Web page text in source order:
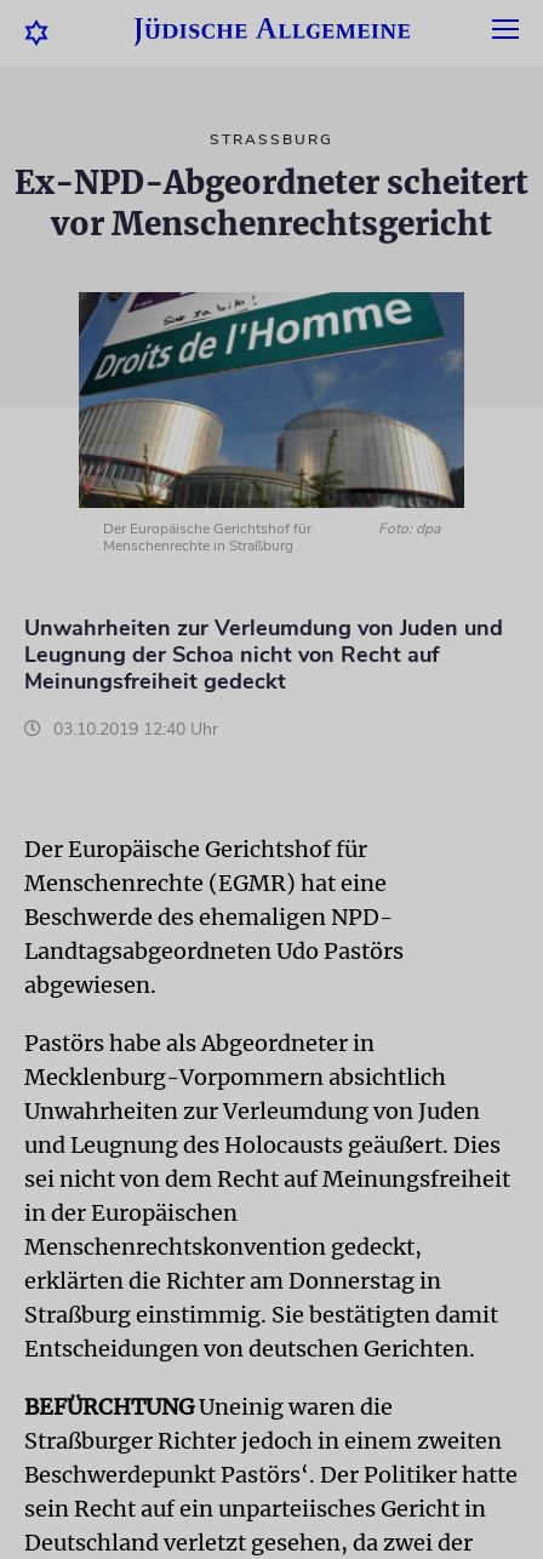
STRASSBURG
Ex-NPD-Abgeordneter scheitert
vor Menschenrechtsgericht
Der Europäische Gerichtshof für
Menschenrechte in Straßburg
Foto: dpa
Unwahrheiten zur Verleumdung von Juden und
Leugnung der Schoa nicht von Recht auf
Meinungsfreiheit gedeckt
03.10.2019 12:40 Uhr
Der Europäische Gerichtshof für
Menschenrechte (EGMR) hat eine
Beschwerde des ehemaligen NPD-
Landtagsabgeordneten Udo Pastörs
abgewiesen.
Pastörs habe als Abgeordneter in
Mecklenburg-Vorpommern absichtlich
Unwahrheiten zur Verleumdung von Juden
und Leugnung des Holocausts geäußert. Dies
sei nicht von dem Recht auf Meinungsfreiheit
in der Europäischen
Menschenrechtskonvention gedeckt,
erklärten die Richter am Donnerstag in
Straßburg einstimmig. Sie bestätigten damit
Entscheidungen von deutschen Gerichten.
BEFÜRCHTUNGUneinig waren die
Straßburger Richter jedoch in einem zweiten
Beschwerdepunkt Pastörs‘. Der Politiker hatte
sein Recht auf ein unparteiisches Gericht in
Deutschland verletzt gesehen, da zwei der